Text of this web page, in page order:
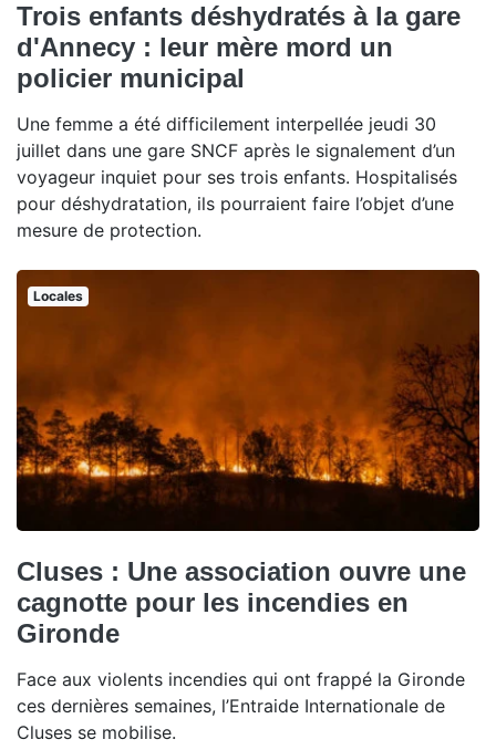
Trois enfants déshydratés à la gare
d'Annecy : leur mère mord un
policier municipal
Une femme a été difficilement interpellée jeudi 30
juillet dans une gare SNCF après le signalement d’un
voyageur inquiet pour ses trois enfants. Hospitalisés
pour déshydratation, ils pourraient faire l’objet d’une
mesure de protection.
Locales
Cluses : Une association ouvre une
cagnotte pour les incendies en
Gironde
Face aux violents incendies qui ont frappé la Gironde
ces dernières semaines, l’Entraide Internationale de
Cluses se mobilise.